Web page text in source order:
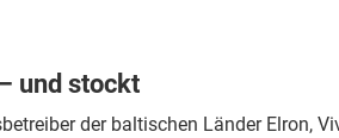
und stockt
der baltischen Länder Elron,